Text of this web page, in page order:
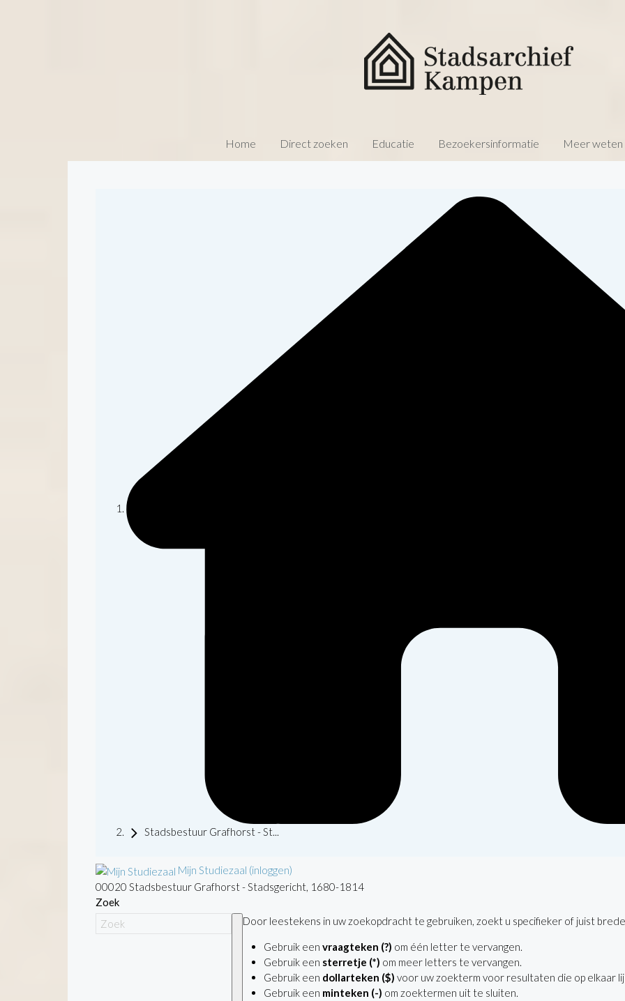
Home Direct zoeken Educatie Bezoekersinformatie Meer weten
Stadsbestuur Grafhorst - St...
Mijn Studiezaal (inloggen)
00020 Stadsbestuur Grafhorst - Stadsgericht, 1680-1814
Zoek
Door leestekens in uw zoekopdracht te gebruiken, zoekt u specifieker of juist
Gebruik een vraagteken (?) om één letter te vervangen.
Gebruik een sterretje (*) om meer letters te vervangen.
Gebruik een dollarteken ($) voor uw zoekterm voor resultaten die op elkaar
Gebruik een minteken (-) om zoektermen uit te sluiten.